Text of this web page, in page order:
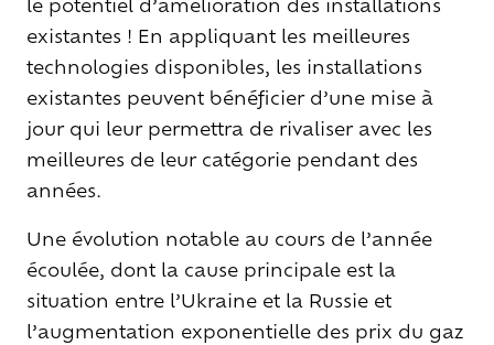
existantes ! En appliquant les meilleures
technologies disponibles, les installations
existantes peuvent bénéficier d’une mise à
jour qui leur permettra de rivaliser avec les
meilleures de leur catégorie pendant des
années.
Une évolution notable au cours de l’année
écoulée, dont la cause principale est la
situation entre l’Ukraine et la Russie et
l’augmentation exponentielle des prix du gaz